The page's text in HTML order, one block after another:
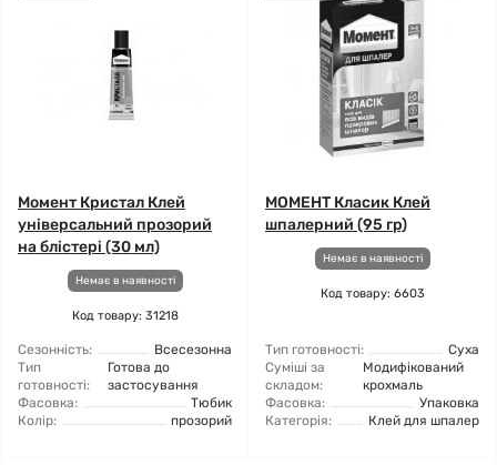
Момент Кристал Клей
універсальний прозорий
на блістері (30 мл)
Немає в наявності
Код товару: 31218
Сезонність:
Всесезонна
Тип
готовності:
Готова до
застосування
Фасовка:
Тюбик
Колір:
прозорий
МОМЕНТ Класик Клей
шпалерний (95 гр)
Немає в наявності
Код товару: 6603
Тип готовності:
Суха
Суміші за
складом:
Модифікований
крохмаль
Фасовка:
Упаковка
Категорія:
Клей для шпалер